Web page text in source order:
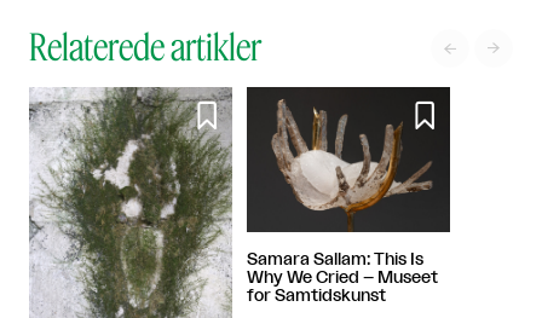
Relaterede artikler  
 
Samara Sallam: This Is
Why We Cried – Museet
for Samtidskunst